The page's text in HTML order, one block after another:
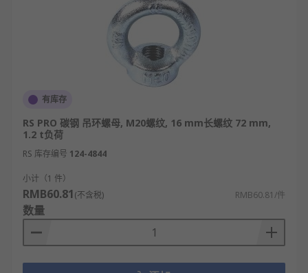
以及基础建设工程的机械设备。
RS 欧时为您提供了不同品牌的吊环螺栓，如威图、
、恩派克等多款不同规格、型号的产品供您
挑选，从而满足不同的应用场景需求。
欢迎查看和订购
购现货24小时内发货，线上下单满额免运费。
有库存
RS PRO 碳钢 吊环螺母, M20螺纹, 16 mm长螺纹 72 mm,
1.2 t负荷
RS 库存编号 124-4844
小计（1 件）
RMB60.81(不含税) RMB60.81/件
数量